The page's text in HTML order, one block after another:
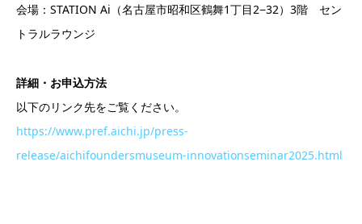
会場：STATION Ai（名古屋市昭和区鶴舞1丁目2−32）3階 セン
トラルラウンジ
詳細・お申込方法
以下のリンク先をご覧ください。
https://www.pref.aichi.jp/press-
release/aichifoundersmuseum-innovationseminar2025.html